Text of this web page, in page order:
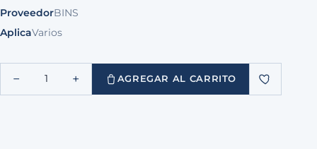
ProveedorBINS
AplicaVarios
− 1 + AGREGAR AL CARRITO